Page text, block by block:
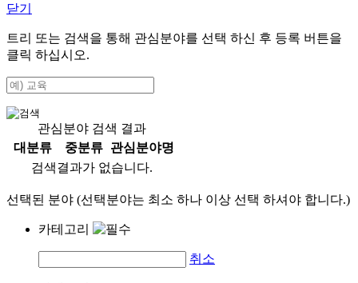
닫기
트리 또는 검색을 통해 관심분야를 선택 하신 후 등록 버튼을
클릭 하십시오.
관심분야 검색 결과
대분류
중분류
관심분야명
검색결과가 없습니다.
선택된 분야 (선택분야는 최소 하나 이상 선택 하셔야 합니다.)
카테고리
취소